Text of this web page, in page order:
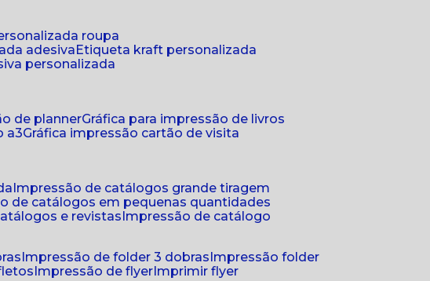
roupa
adesiva
etiqueta kraft personalizada
personalizada
de planner
gráfica para impressão de livros
a3
gráfica impressão cartão de visita
impressão de catálogos grande tiragem
de catálogos em pequenas quantidades
e revistas impressão de catálogo
impressão de folder 3 dobras impressão folder
impressão de flyer imprimir flyer